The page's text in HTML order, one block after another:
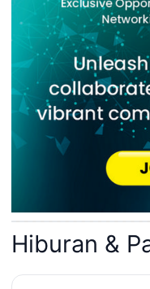
Hiburan &